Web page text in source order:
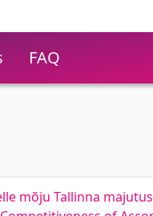
FAQ
mõju Tallinna